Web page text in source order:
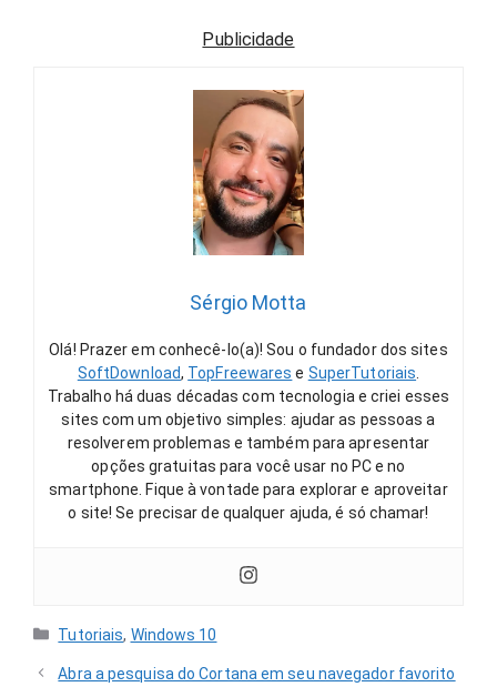
Publicidade
Sérgio Motta
Olá! Prazer em conhecê-lo(a)! Sou o fundador dos sites
SoftDownload, TopFreewares e SuperTutoriais
Trabalho há duas décadas com tecnologia e criei esses
sites com um objetivo simples: ajudar as pessoas a
resolverem problemas e também para apresentar
opções gratuitas para você usar no PC e no
smartphone. Fique à vontade para explorar e aproveitar
o site! Se precisar de qualquer ajuda, é só chamar!
Categorias
Tutoriais, Windows 10
Abra a pesquisa do Cortana em seu navegador favorito